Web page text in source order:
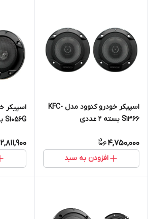
اسپیکر خودرو کنوود مدل KFC-
S1366 بسته ۲ عددی
4,750,000
افزودن به سبد
S1056G بسته دو عددی
2,811,900